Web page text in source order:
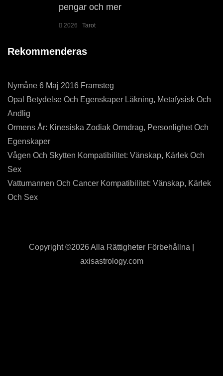
pengar och mer
2026 Tarot
Rekommenderas
Nymåne 6 Maj 2016 Framsteg
Opal Betydelse Och Egenskaper Läkning, Metafysisk Och
Andlig
Ormens År: Kinesiska Zodiak Ormdrag, Personlighet Och
Egenskaper
Vågen Och Skytten Kompatibilitet: Vänskap, Kärlek Och
Sex
Vattumannen Och Cancer Kompatibilitet: Vänskap, Kärlek
Och Sex
Copyright ©2026 Alla Rättigheter Förbehållna |
axisastrology.com